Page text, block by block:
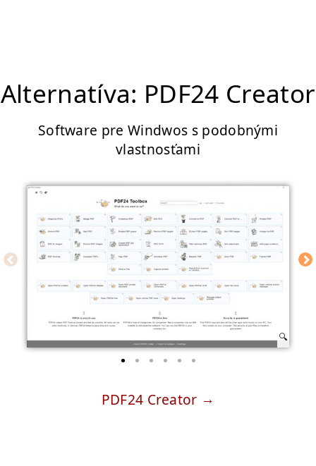
Alternatíva: PDF24 Creator
Software pre Windwos s podobnými
vlastnosťami
PDF24 Creator